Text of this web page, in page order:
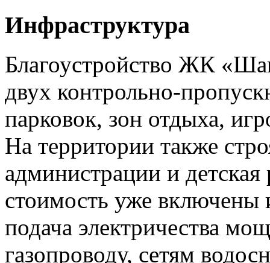
Инфраструктура
Благоустройство ЖК
двух контрольно-
парковок, зон отдыха,
На территории также
администрации и
стоимость уже
подача электричества
газопроводу, сетям